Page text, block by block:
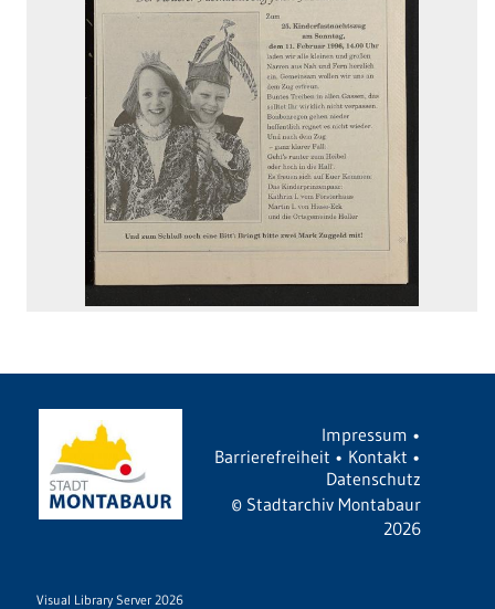
Impressum •
Barrierefreiheit • Kontakt •
Datenschutz
© Stadtarchiv Montabaur
2026
Visual Library Server 2026